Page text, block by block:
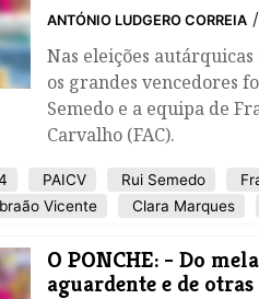
ANTÓNIO LUDGERO CORREIA /
​Nas eleições
os grandes vencedores
Semedo e a equipa de
Carvalho (FAC).
PAICV Rui Semedo
Vicente Clara Marques
O PONCHE: - Do
aguardente e de